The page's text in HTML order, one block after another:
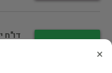
דו"ח
×